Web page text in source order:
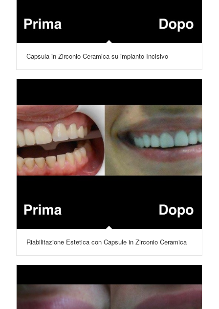
Capsula in Zirconio Ceramica su impianto Incisivo
Riabilitazione Estetica con Capsule in Zirconio Ceramica